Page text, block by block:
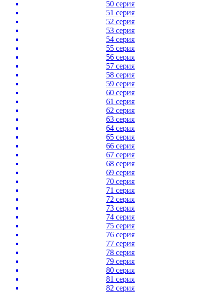
50 серия
51 серия
52 серия
53 серия
54 серия
55 серия
56 серия
57 серия
58 серия
59 серия
60 серия
61 серия
62 серия
63 серия
64 серия
65 серия
66 серия
67 серия
68 серия
69 серия
70 серия
71 серия
72 серия
73 серия
74 серия
75 серия
76 серия
77 серия
78 серия
79 серия
80 серия
81 серия
82 серия